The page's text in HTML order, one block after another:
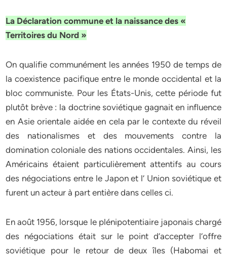
La Déclaration commune et la naissance des «
Territoires du Nord »
On qualifie communément les années 1950 de temps de
la coexistence pacifique entre le monde occidental et la
bloc communiste. Pour les États-Unis, cette période fut
plutôt brève : la doctrine soviétique gagnait en influence
en Asie orientale aidée en cela par le contexte du réveil
des nationalismes et des mouvements contre la
domination coloniale des nations occidentales. Ainsi, les
Américains étaient particulièrement attentifs au cours
des négociations entre le Japon et l’ Union soviétique et
furent un acteur à part entière dans celles ci.
En août 1956, lorsque le plénipotentiaire japonais chargé
des négociations était sur le point d’accepter l’offre
soviétique pour le retour de deux îles (Habomai et